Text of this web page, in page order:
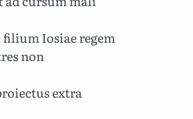
Iosiae regem
non
extra